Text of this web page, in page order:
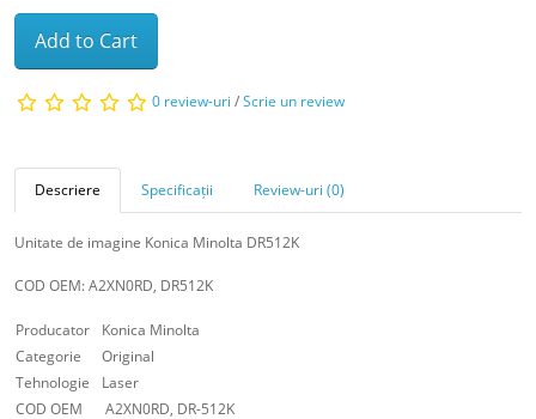
Add to Cart
0 review-uri /Scrie un review
Descriere Specificații Review-uri (0)
Unitate de imagine Konica Minolta DR512K
COD OEM: A2XN0RD, DR512K
Producator
Konica Minolta
Categorie
Original
Tehnologie
Laser
COD OEM
A2XN0RD, DR-512K